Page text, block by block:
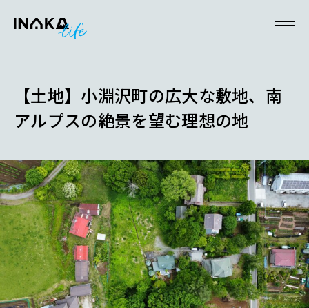
【土地】小淵沢町の広大な敷地、南
アルプスの絶景を望む理想の地